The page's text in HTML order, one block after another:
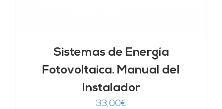
Sistemas de Energía
Fotovoltaica. Manual del
Instalador
33,00€